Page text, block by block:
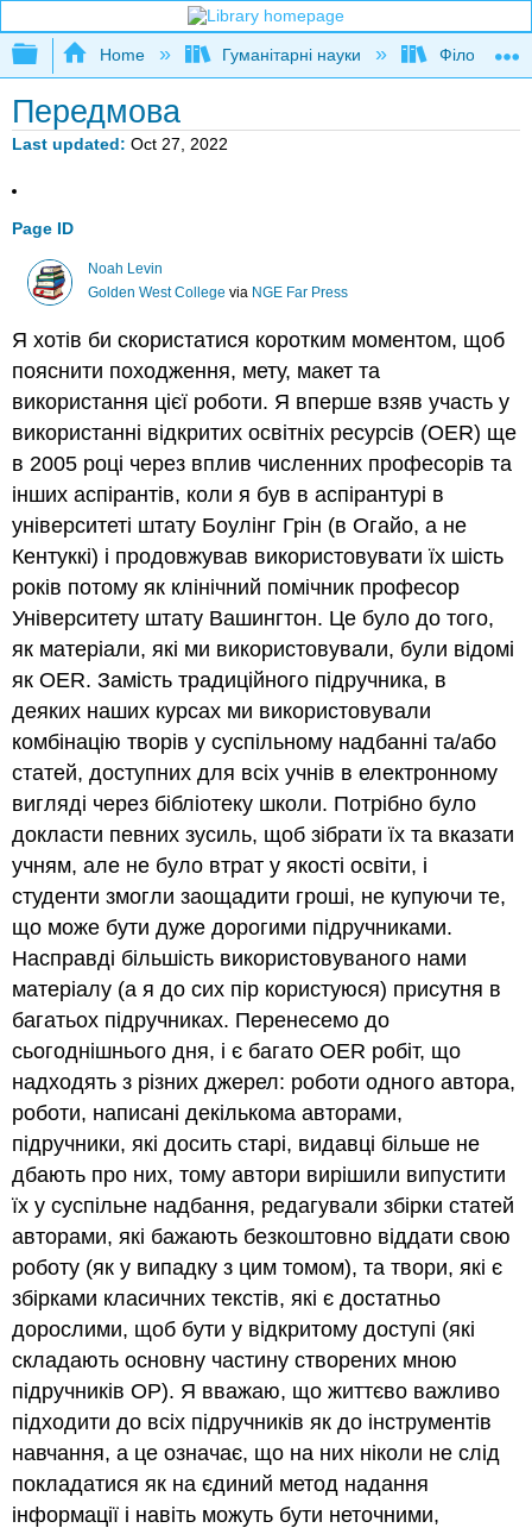
Expand/collapse global hierarchy
Home Гуманітарні науки Філософія
Передмова
Last updated Oct 27, 2022
Page ID
Noah Levin
Golden West College via NGE Far Press
Я хотів би скористатися коротким моментом, щоб
пояснити походження, мету, макет та
використання цієї роботи. Я вперше взяв участь у
використанні відкритих освітніх ресурсів (OER) ще
в 2005 році через вплив численних професорів та
інших аспірантів, коли я був в аспірантурі в
університеті штату Боулінг Грін (в Огайо, а не
Кентуккі) і продовжував використовувати їх шість
років потому як клінічний помічник професор
Університету штату Вашингтон. Це було до того,
як матеріали, які ми використовували, були відомі
як OER. Замість традиційного підручника, в
деяких наших курсах ми використовували
комбінацію творів у суспільному надбанні та/або
статей, доступних для всіх учнів в електронному
вигляді через бібліотеку школи. Потрібно було
докласти певних зусиль, щоб зібрати їх та вказати
учням, але не було втрат у якості освіти, і
студенти змогли заощадити гроші, не купуючи те,
що може бути дуже дорогими підручниками.
Насправді більшість використовуваного нами
матеріалу (а я до сих пір користуюся) присутня в
багатьох підручниках. Перенесемо до
сьогоднішнього дня, і є багато OER робіт, що
надходять з різних джерел: роботи одного автора,
роботи, написані декількома авторами,
підручники, які досить старі, видавці більше не
дбають про них, тому автори вирішили випустити
їх у суспільне надбання, редагували збірки статей
авторами, які бажають безкоштовно віддати свою
роботу (як у випадку з цим томом), та твори, які є
збірками класичних текстів, які є достатньо
дорослими, щоб бути у відкритому доступі (які
складають основну частину створених мною
підручників ОР). Я вважаю, що життєво важливо
підходити до всіх підручників як до інструментів
навчання, а це означає, що на них ніколи не слід
покладатися як на єдиний метод надання
інформації і навіть можуть бути неточними,